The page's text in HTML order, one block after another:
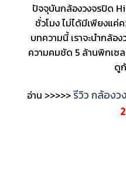
ปัจจุบันกล้องวงจรปิด
ชั่วโมง ไม่ได้มีเพียงแค่
บทความนี้ เราจะนำกล้
ความคมชัด 5 ล้านพิกเซ
ดู
อ่าน >>>>>รีวิว กล้องว